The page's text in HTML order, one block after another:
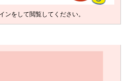
ンをして閲覧してください。